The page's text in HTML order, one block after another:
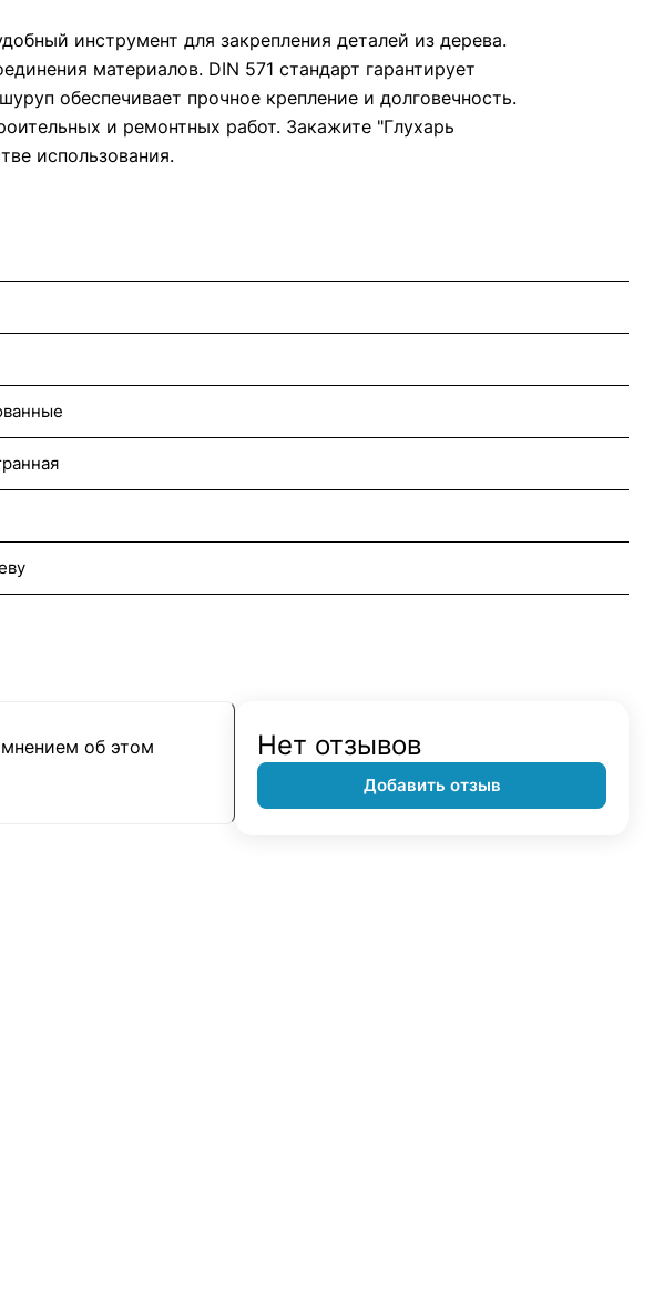
инструмент для закрепления деталей из дерева.
материалов. DIN 571 стандарт гарантирует
обеспечивает прочное крепление и долговечность.
и ремонтных работ. Закажите "Глухарь
использования.
об этом
Нет отзывов
Добавить отзыв